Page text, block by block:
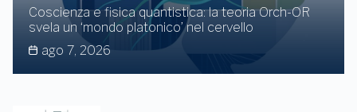
Coscienza e fisica quantistica: la teoria Orch-OR
svela un ‘mondo platonico’ nel cervello
ago 7, 2026